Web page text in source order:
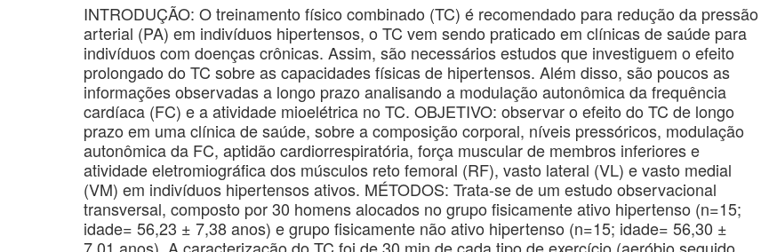
INTRODUÇÃO: O treinamento físico combinado (TC) é recomendado para redução da pressão
arterial (PA) em indivíduos hipertensos, o TC vem sendo praticado em clínicas de saúde para
indivíduos com doenças crônicas. Assim, são necessários estudos que investiguem o efeito
prolongado do TC sobre as capacidades físicas de hipertensos. Além disso, são poucos as
informações observadas a longo prazo analisando a modulação autonômica da frequência
cardíaca (FC) e a atividade mioelétrica no TC. OBJETIVO: observar o efeito do TC de longo
prazo em uma clínica de saúde, sobre a composição corporal, níveis pressóricos, modulação
autonômica da FC, aptidão cardiorrespiratória, força muscular de membros inferiores e
atividade eletromiográfica dos músculos reto femoral (RF), vasto lateral (VL) e vasto medial
(VM) em indivíduos hipertensos ativos. MÉTODOS: Trata-se de um estudo observacional
transversal, composto por 30 homens alocados no grupo fisicamente ativo hipertenso (n=15;
idade= 56,23 ± 7,38 anos) e grupo fisicamente não ativo hipertenso (n=15; idade= 56,30 ±
7,01 anos). A caracterização do TC foi de 30 min de cada tipo de exercício (aeróbio seguido